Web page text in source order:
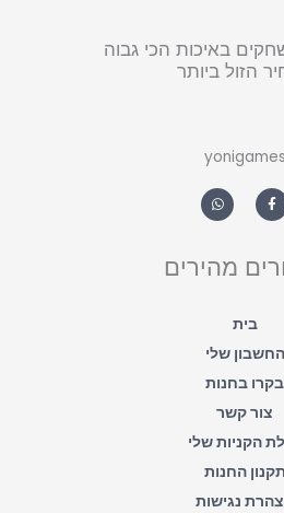
באיכות הכי גבוה
הזול ביותר
yonigames
a
c
e
o
h
a
t
p
p
מהירים
בית
החשבון שלי
בקרו בחנות
צור קשר
הקניות שלי
תקנון החנות
נגישות